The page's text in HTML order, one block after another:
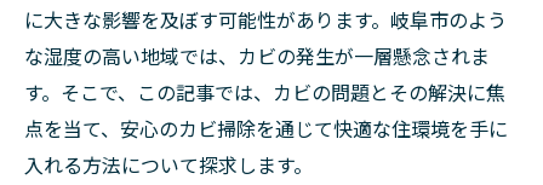
に大きな影響を及ぼす可能性があります。岐阜市のよう
な湿度の高い地域では、カビの発生が一層懸念されま
す。そこで、この記事では、カビの問題とその解決に焦
点を当て、安心のカビ掃除を通じて快適な住環境を手に
入れる方法について探求します。